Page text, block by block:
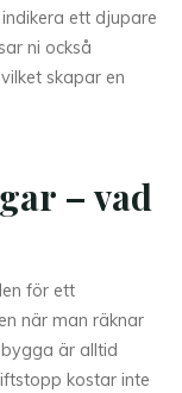
ett djupare
ni också
skapar en
– vad
för ett
när man räknar
är alltid
kostar inte